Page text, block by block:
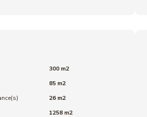
300 m2
85 m2
26 m2
1258 m2